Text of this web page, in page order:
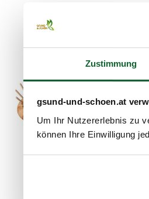
Zustimmung
gsund-und-schoen.at
Um Ihr Nutzererlebnis zu
können Ihre Einwilligung